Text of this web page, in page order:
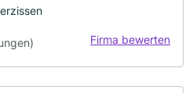
Firma bewerten